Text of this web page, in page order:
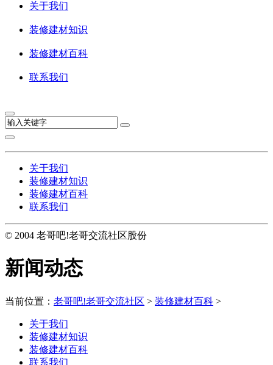
关于我们
装修建材知识
装修建材百科
联系我们
关于我们
装修建材知识
装修建材百科
联系我们
© 2004 老哥吧!老哥交流社区股份
新闻动态
当前位置： 老哥吧!老哥交流社区 > 装修建材百科 >
关于我们
装修建材知识
装修建材百科
联系我们